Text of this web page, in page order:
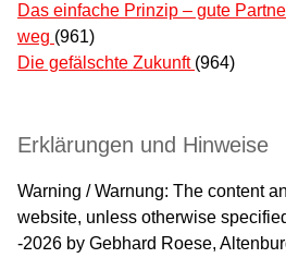
Das einfache Prinzip – gute
weg (961)
Die gefälschte Zukunft (964)
Erklärungen und Hinweise
Warning / Warnung: The content
website, unless otherwise
-2026 by Gebhard Roese,